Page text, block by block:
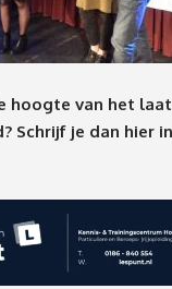
hoogte van het
Schrijf je dan hier